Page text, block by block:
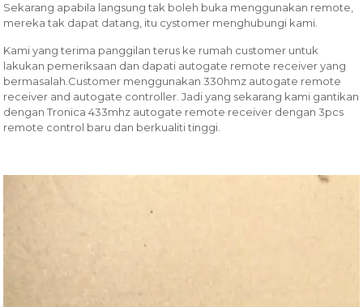
Sekarang apabila langsung tak boleh buka menggunakan remote,
mereka tak dapat datang, itu cystomer menghubungi kami.
Kami yang terima panggilan terus ke rumah customer untuk
lakukan pemeriksaan dan dapati autogate remote receiver yang
bermasalah.Customer menggunakan 330hmz autogate remote
receiver and autogate controller. Jadi yang sekarang kami gantikan
dengan Tronica 433mhz autogate remote receiver dengan 3pcs
remote control baru dan berkualiti tinggi.